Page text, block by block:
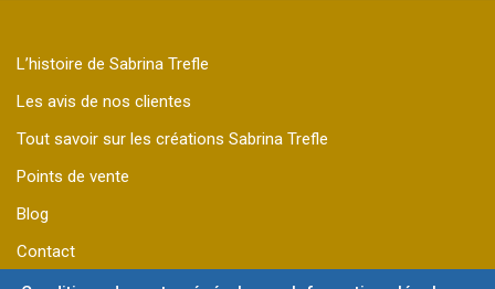
L’histoire de Sabrina Trefle
Les avis de nos clientes
Tout savoir sur les créations Sabrina Trefle
Points de vente
Blog
Contact